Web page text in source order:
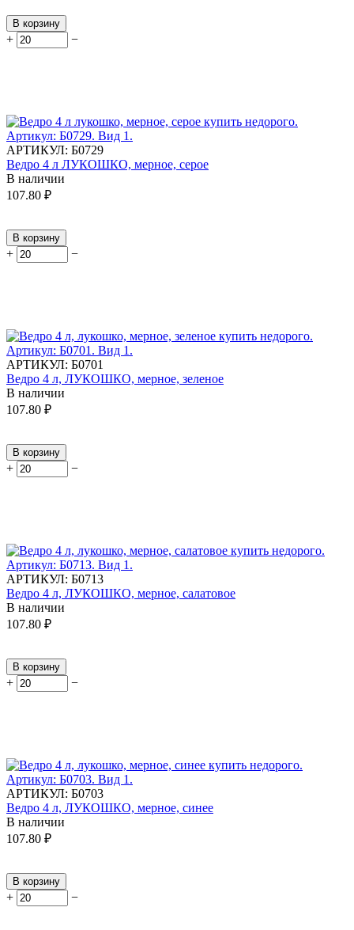
В корзину
+ −
АРТИКУЛ: Б0729
Ведро 4 л ЛУКОШКО, мерное, серое
В наличии
107.80 ₽
В корзину
+ −
АРТИКУЛ: Б0701
Ведро 4 л, ЛУКОШКО, мерное, зеленое
В наличии
107.80 ₽
В корзину
+ −
АРТИКУЛ: Б0713
Ведро 4 л, ЛУКОШКО, мерное, салатовое
В наличии
107.80 ₽
В корзину
+ −
АРТИКУЛ: Б0703
Ведро 4 л, ЛУКОШКО, мерное, синее
В наличии
107.80 ₽
В корзину
+ −